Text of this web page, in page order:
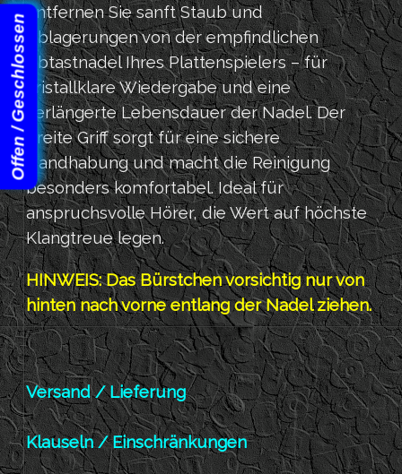
Offen / Geschlossen
entfernen Sie sanft Staub und
Ablagerungen von der empfindlichen
Abtastnadel Ihres Plattenspielers – für
kristallklare Wiedergabe und eine
verlängerte Lebensdauer der Nadel. Der
breite Griff sorgt für eine sichere
Handhabung und macht die Reinigung
besonders komfortabel. Ideal für
anspruchsvolle Hörer, die Wert auf höchste
Klangtreue legen.
HINWEIS: Das Bürstchen vorsichtig nur von
hinten nach vorne entlang der Nadel ziehen.
Versand / Lieferung
Klauseln / Einschränkungen